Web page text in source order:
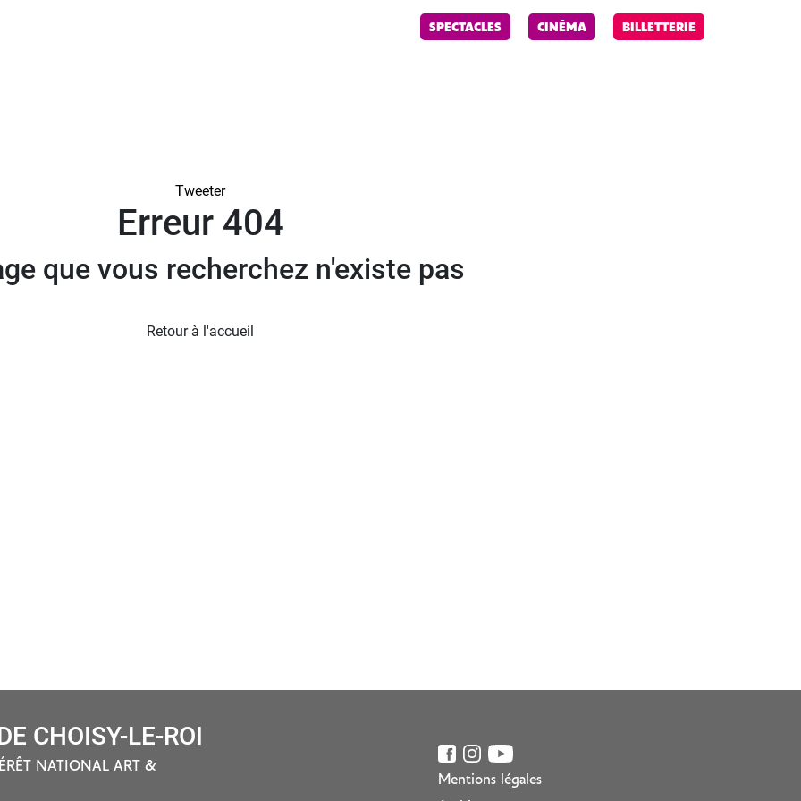
SPECTACLES CINÉMA BILLETTERIE
Tweeter
Erreur 404
que vous recherchez n'existe pas
Retour à l'accueil
CHOISY-LE-ROI
NATIONAL ART &
Mentions légales